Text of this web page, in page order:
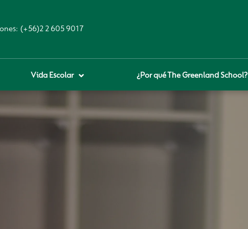
(+56)2 2 605 9017
educativo
Vida Escolar ¿Por qué The Greenland School?
Digital